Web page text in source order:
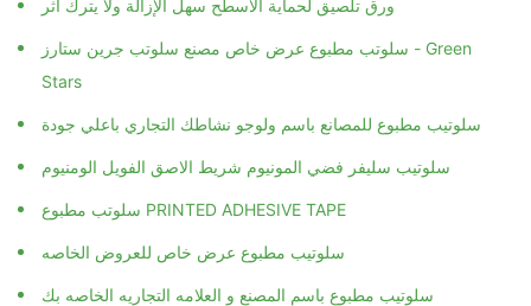
ورق تلصيق لحماية الأسطح سهل الإزالة ولا يترك اثر
سلوتب مطبوع عرض خاص مصنع سلوتب جرين ستارز - Green
Stars
سلوتيب مطبوع للمصانع باسم ولوجو نشاطك التجاري باعلي جودة
سلوتيب سليفر فضي المونيوم شريط الاصق الفويل الومنيوم
سلوتب مطبوع PRINTED ADHESIVE TAPE
سلوتيب مطبوع عرض خاص للعروض الخاصه
سلوتيب مطبوع باسم المصنع و العلامه التجاريه الخاصه بك